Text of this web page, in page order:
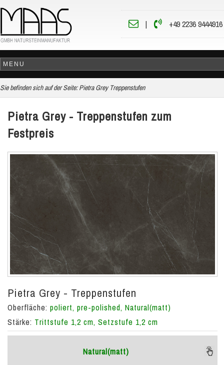
| +49 2236 9444916
Sie befinden sich auf der Seite: Pietra Grey Treppenstufen
Pietra Grey - Treppenstufen zum
Festpreis
Pietra Grey - Treppenstufen
Oberfläche: poliert, pre-polished, Natural(matt)
Stärke: Trittstufe 1,2 cm, Setzstufe 1,2 cm
Natural(matt)